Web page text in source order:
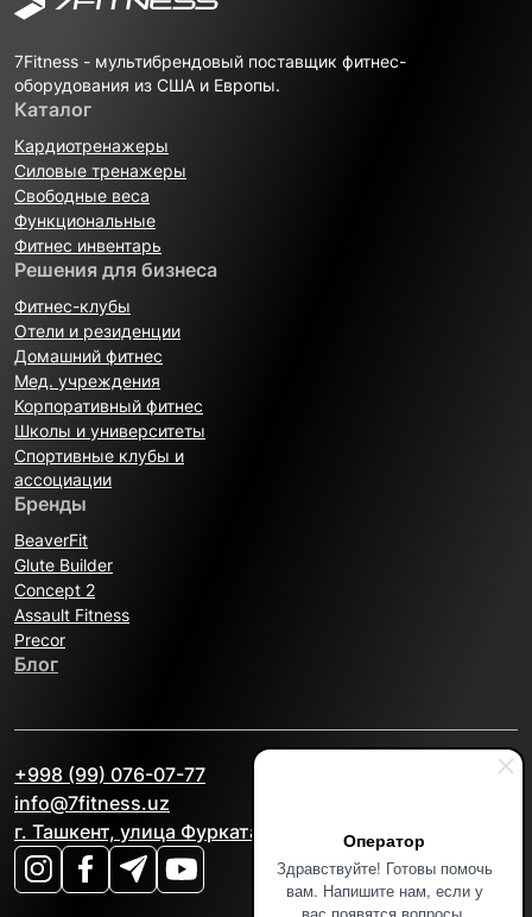
Оператор
Здравствуйте! Готовы помочь
вам. Напишите нам, если у
7Fitness - мультибрендовый поставщик фитнес-
оборудования из США и Европы.
Каталог
Кардиотренажеры
Силовые тренажеры
Свободные веса
Функциональные
Фитнес инвентарь
Решения для бизнеса
Фитнес-клубы
Отели и резиденции
Домашний фитнес
Мед. учреждения
Корпоративный фитнес
Школы и университеты
Спортивные клубы и
ассоциации
Бренды
BeaverFit
Glute Builder
Concept 2
Assault Fitness
Precor
Блог
+998 (99) 076-07-77
info@7fitness.uz
г. Ташкент, улица Фурката, 2А